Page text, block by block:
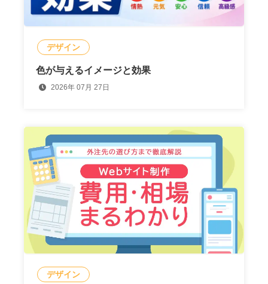
デザイン
色が与えるイメージと効果
2026年 07月 27日
デザイン